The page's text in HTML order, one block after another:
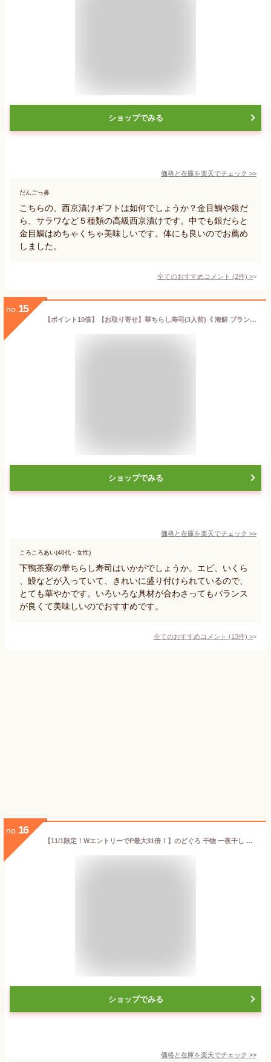
ショップでみる
価格と在庫を楽天でチェック >>
だんごっ鼻
こちらの、西京漬けギフトは如何でしょうか？金目鯛や銀だ
ら、サラワなど５種類の高級西京漬けです。中でも銀だらと
金目鯛はめちゃくちゃ美味しいです。体にも良いのでお薦め
しました。
全てのおすすめコメント (2件) >
no. 15
【ポイント10倍】【お取り寄せ】華ちらし寿司(3人前)《 海鮮 ブランド プレゼント 結婚 内 祝い 手土産 贈答品 誕生日 高級 ギフト お礼 贈り物 出産 還暦 お返し 冷凍 下鴨茶寮 京都 料亭 》
ショップでみる
価格と在庫を楽天でチェック >>
ころころあい(40代・女性)
下鴨茶寮の華ちらし寿司はいかがでしょうか。エビ、いくら
、鰻などが入っていて、きれいに盛り付けられているので、
とても華やかです。いろいろな具材が合わさってもバランス
が良くて美味しいのでおすすめです。
全てのおすすめコメント (13件) >
no. 16
【11/1限定！WエントリーでP最大31倍！】のどぐろ 干物 一夜干し 浜田 約120〜160g×2尾 中サイズ 約20cm 島根県産 ノドグロ お取り寄せ 高級魚 お魚 グルメ 魚 美味しい ご褒美 おかず 酒の肴 魚介類 贈り物 誕生日 ギフト プレゼント
ショップでみる
価格と在庫を楽天でチェック >>